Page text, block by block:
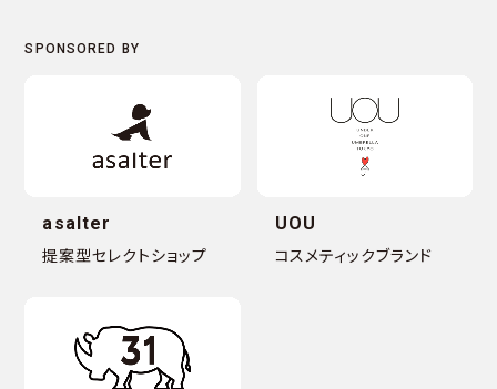
asalter
提案型セレクトショップ
UOU
コスメティックブランド